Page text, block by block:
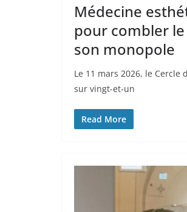
Médecine
pour combler
son monopole
Le 11 mars 2026, le
sur vingt-et-un
Read More